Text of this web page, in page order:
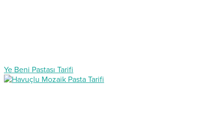
Ye Beni Pastası Tarifi